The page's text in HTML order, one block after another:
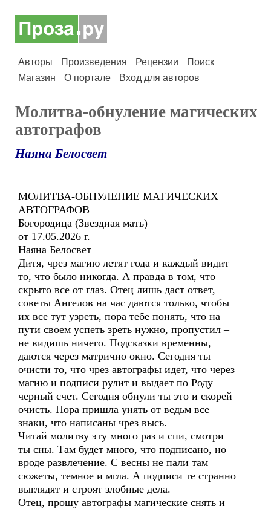
Авторы Произведения Рецензии
Поиск
Магазин
О портале Вход для авторов
Молитва-обнуление магических
автографов
Наяна Белосвет
МОЛИТВА-ОБНУЛЕНИЕ МАГИЧЕСКИХ
АВТОГРАФОВ
Богородица (Звездная мать)
от 17.05.2026 г.
Наяна Белосвет
Дитя, чрез магию летят года и каждый видит
то, что было никогда. А правда в том, что
скрыто все от глаз. Отец лишь даст ответ,
советы Ангелов на час даются только, чтобы
их все тут узреть, пора тебе понять, что на
пути своем успеть зреть нужно, пропустил –
не видишь ничего. Подсказки временны,
даются через матрично окно. Сегодня ты
очисти то, что чрез автографы идет, что через
магию и подписи рулит и выдает по Роду
черный счет. Сегодня обнули ты это и скорей
очисть. Пора пришла унять от ведьм все
знаки, что написаны чрез высь.
Читай молитву эту много раз и спи, смотри
ты сны. Там будет много, что подписано, но
вроде развлечение. С весны не пали там
сюжеты, темное и мгла. А подписи те странно
выглядят и строят злобные дела.
Отец, прошу автографы магические снять и